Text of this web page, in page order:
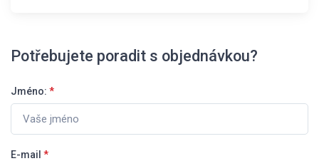
Potřebujete poradit s objednávkou?
Jméno: *
E-mail *